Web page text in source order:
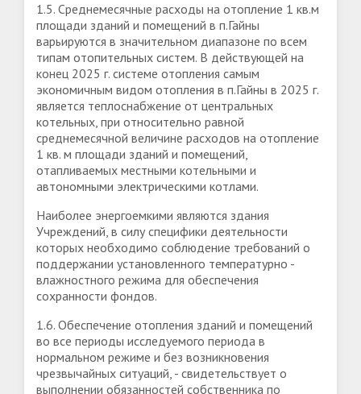
1.5. Среднемесячные расходы на отопление 1 кв.м
площади зданий и помещений в п.Гайны
варьируются в значительном диапазоне по всем
типам отопительных систем. В действующей на
конец 2025 г. системе отопления самым
экономичным видом отопления в п.Гайны в 2025 г.
является теплоснабжение от центральных
котельных, при относительно равной
среднемесячной величине расходов на отопление
1 кв. м площади зданий и помещений,
отапливаемых местными котельными и
автономными электрическими котлами.
Наиболее энергоемкими являются здания
Учреждений, в силу специфики деятельности
которых необходимо соблюдение требований о
поддержании установленного температурно -
влажностного режима для обеспечения
сохранности фондов.
1.6. Обеспечение отопления зданий и помещений
во все периоды исследуемого периода в
нормальном режиме и без возникновения
чрезвычайных ситуаций, - свидетельствует о
выполнении обязанностей собственника по